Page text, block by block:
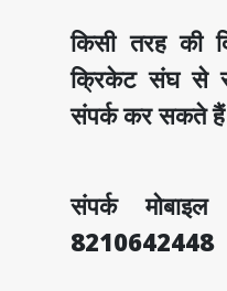
किसी तरह की
क्रिकेट संघ से
संपर्क कर सकते
संपर्क
8210642448